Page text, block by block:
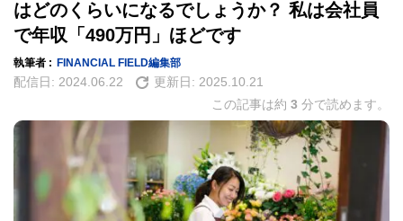
はどのくらいになるでしょうか？ 私は会社員
で年収「490万円」ほどです
執筆者 : FINANCIAL FIELD編集部
配信日: 2024.06.22 更新日: 2025.10.21
この記事は約 3 分で読めます。